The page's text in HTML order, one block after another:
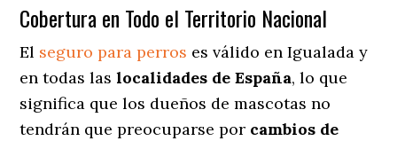
Cobertura en Todo el Territorio Nacional
El seguro para perros es válido en Igualada y
en todas laslocalidades de España, lo que
significa que los dueños de mascotas no
tendrán que preocuparse por cambios de